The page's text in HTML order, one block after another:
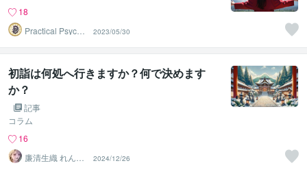
18
Practical Psycho
2023/05/30
初詣は何処へ行きますか？何で決めます
か？
記事
コラム
16
廉清生織 れんせ
い さき
2024/12/26